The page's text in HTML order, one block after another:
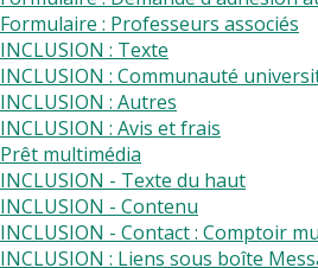
Formulaire : Professeurs associés
INCLUSION : Texte
INCLUSION : Communauté
INCLUSION : Autres
INCLUSION : Avis et frais
Prêt multimédia
INCLUSION - Texte du haut
INCLUSION - Contenu
INCLUSION - Contact : Comptoir
INCLUSION : Liens sous boîte